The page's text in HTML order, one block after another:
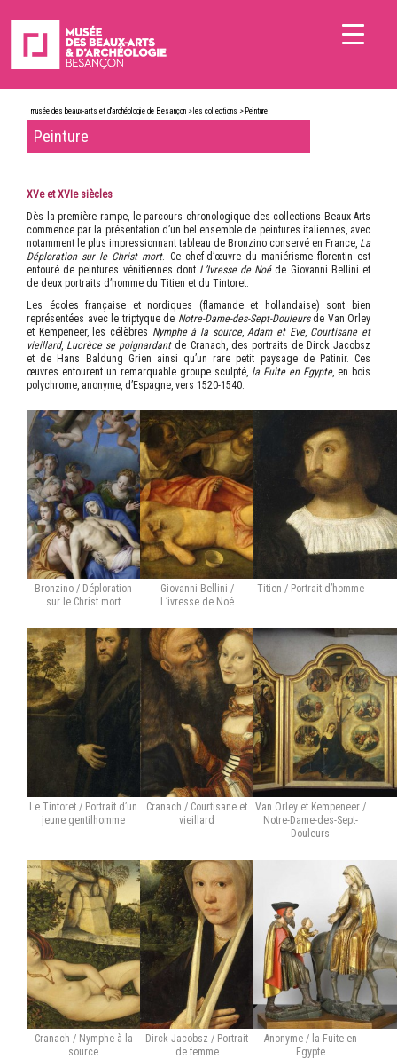
musée des beaux-arts et d'archéologie de Besançon > les collections > Peinture
Peinture
XVe et XVI esiècles
Dès la première rampe, le parcours chronologique des collections Beaux-Arts
commence par la présentation d’un bel ensemble de peintures italiennes, avec
notamment le plus impressionnant tableau de Bronzino conservé en France, La
Déploration sur le Christ mort. Ce chef-d’œuvre du maniérisme florentin est
entouré de peintures vénitiennes dont L’Ivresse de Noéde Giovanni Bellini et
de deux portraits d’homme du Titien et du Tintoret.
Les écoles française et nordiques (flamande et hollandaise) sont bien
représentées avec le triptyque de Notre-Dame-des-Sept-Douleursde Van Orley
et Kempeneer, les célèbres Nymphe à la source,Adam et Eve, Courtisane et
vieillard, Lucrèce se poignardantde Cranach, des portraits de Dirck Jacobsz
et de Hans Baldung Grien ainsi qu’un rare petit paysage de Patinir. Ces
œuvres entourent un remarquable groupe sculpté, la Fuite en Egypte, en bois
polychrome, anonyme, d’Espagne, vers 1520-1540.
Bronzino / Déploration
sur le Christ mort
Giovanni Bellini /
L’ivresse de Noé
Titien / Portrait d’homme
Le Tintoret / Portrait d’un
jeune gentilhomme
Cranach / Courtisane et
vieillard
Van Orley et Kempeneer /
Notre-Dame-des-Sept-
Douleurs
Cranach / Nymphe à la
source
Dirck Jacobsz / Portrait
de femme
Anonyme / la Fuite en
Egypte